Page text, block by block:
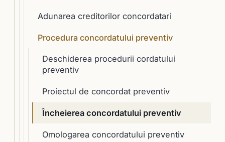
Adunarea creditorilor concordatari
Procedura concordatului preventiv
Deschiderea procedurii cordatului
preventiv
Proiectul de concordat preventiv
Încheierea concordatului preventiv
Omologarea concordatului preventiv